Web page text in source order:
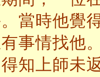
當時他覺
事情找他
知上師未